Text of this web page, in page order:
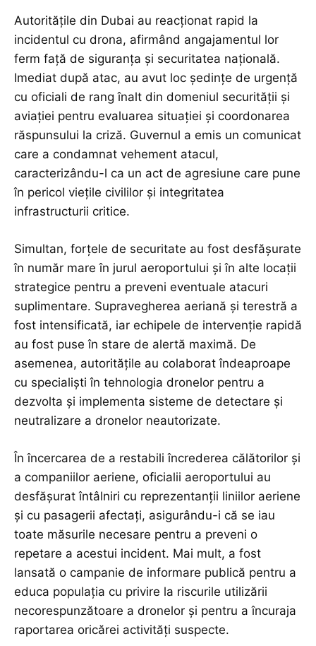
Autoritățile din Dubai au reacționat rapid la
incidentul cu drona, afirmând angajamentul lor
ferm față de siguranța și securitatea națională.
Imediat după atac, au avut loc ședințe de urgență
cu oficiali de rang înalt din domeniul securității și
aviației pentru evaluarea situației și coordonarea
răspunsului la criză. Guvernul a emis un comunicat
care a condamnat vehement atacul,
caracterizându-l ca un act de agresiune care pune
în pericol viețile civililor și integritatea
infrastructurii critice.
Simultan, forțele de securitate au fost desfășurate
în număr mare în jurul aeroportului și în alte locații
strategice pentru a preveni eventuale atacuri
suplimentare. Supravegherea aeriană și terestră a
fost intensificată, iar echipele de intervenție rapidă
au fost puse în stare de alertă maximă. De
asemenea, autoritățile au colaborat îndeaproape
cu specialiști în tehnologia dronelor pentru a
dezvolta și implementa sisteme de detectare și
neutralizare a dronelor neautorizate.
În încercarea de a restabili încrederea călătorilor și
a companiilor aeriene, oficialii aeroportului au
desfășurat întâlniri cu reprezentanții liniilor aeriene
și cu pasagerii afectați, asigurându-i că se iau
toate măsurile necesare pentru a preveni o
repetare a acestui incident. Mai mult, a fost
lansată o campanie de informare publică pentru a
educa populația cu privire la riscurile utilizării
necorespunzătoare a dronelor și pentru a încuraja
raportarea oricărei activități suspecte.